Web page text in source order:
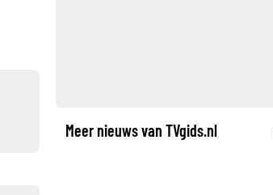
Meer nieuws van TVgids.nl